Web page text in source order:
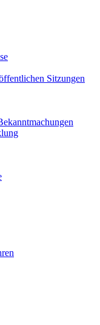
Sitzungen